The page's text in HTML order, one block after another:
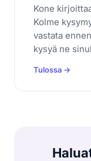
Kone
Kolme
vastata
kysyä ne
Tulossa →